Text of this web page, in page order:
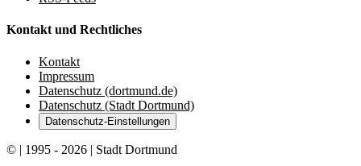
Kontakt und Rechtliches
Kontakt
Impressum
Datenschutz (dortmund.de)
Datenschutz (Stadt Dortmund)
Datenschutz-Einstellungen
© | 1995 - 2026 | Stadt Dortmund